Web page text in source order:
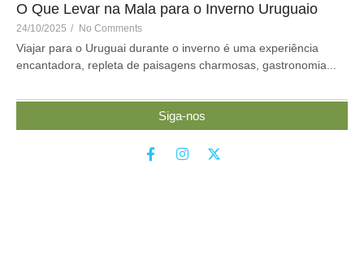
O Que Levar na Mala para o Inverno Uruguaio
24/10/2025 / No Comments
Viajar para o Uruguai durante o inverno é uma experiência
encantadora, repleta de paisagens charmosas, gastronomia...
Siga-nos